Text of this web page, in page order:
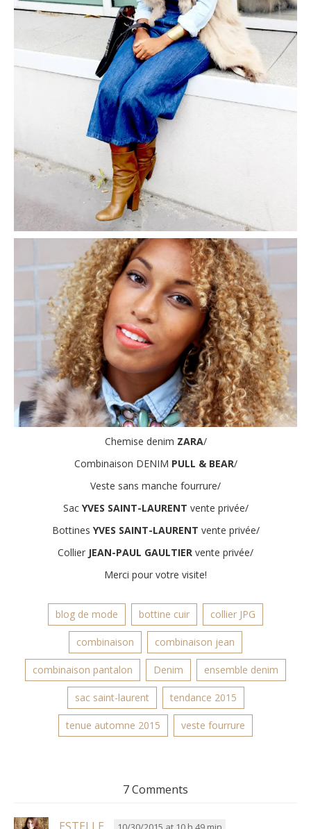
Chemise denim ZARA/
Combinaison DENIM PULL & BEAR/
Veste sans manche fourrure/
Sac YVES SAINT-LAURENT vente privée/
Bottines YVES SAINT-LAURENT vente privée/
Collier JEAN-PAUL GAULTIER vente privée/
Merci pour votre visite!
blog de mode bottine cuir collier JPG
combinaison combinaison jean
combinaison pantalon Denim ensemble denim
sac saint-laurent tendance 2015
tenue automne 2015 veste fourrure
7 Comments